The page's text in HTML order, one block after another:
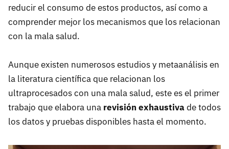
reducir el consumo de estos productos, así como a
comprender mejor los mecanismos que los relacionan
con la mala salud.
Aunque existen numerosos estudios y metaanálisis en
la literatura científica que relacionan los
ultraprocesados con una mala salud, este es el primer
trabajo que elabora una revisión exhaustivade todos
los datos y pruebas disponibles hasta el momento.